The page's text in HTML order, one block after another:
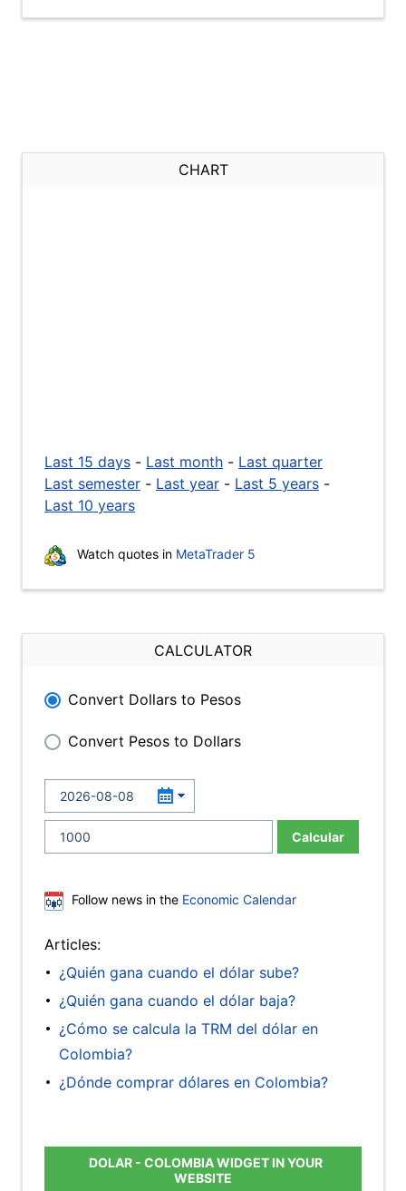
CHART
Last 15 days - Last month - Last quarter
Last semester - Last year - Last 5 years -
Last 10 years
Watch quotes in MetaTrader 5
CALCULATOR
Convert Dollars to Pesos
Convert Pesos to Dollars
Calcular
Follow news in the Economic Calendar
Articles:
¿Quién gana cuando el dólar sube?
¿Quién gana cuando el dólar baja?
¿Cómo se calcula la TRM del dólar en
Colombia?
¿Dónde comprar dólares en Colombia?
DOLAR - COLOMBIA WIDGET IN YOUR
WEBSITE